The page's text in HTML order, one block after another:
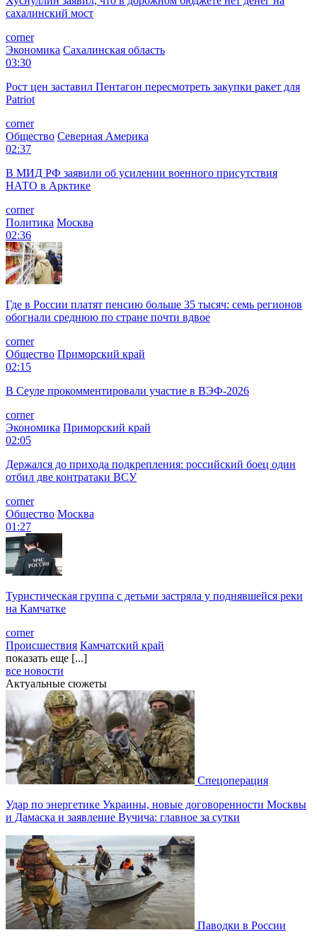
сахалинский мост
corner
Экономика Сахалинская область
03:30
Рост цен заставил Пентагон пересмотреть закупки ракет для
Patriot
corner
Общество Северная Америка
02:37
В МИД РФ заявили об усилении военного присутствия
НАТО в Арктике
corner
Политика Москва
02:36
Где в России платят пенсию больше 35 тысяч: семь регионов
обогнали среднюю по стране почти вдвое
corner
Общество Приморский край
02:15
В Сеуле прокомментировали участие в ВЭФ-2026
corner
Экономика Приморский край
02:05
Держался до прихода подкрепления: российский боец один
отбил две контратаки ВСУ
corner
Общество Москва
01:27
Туристическая группа с детьми застряла у поднявшейся реки
на Камчатке
corner
Происшествия Камчатский край
показать еще [...]
все новости
Актуальные сюжеты
Спецоперация
Удар по энергетике Украины, новые договоренности Москвы
и Дамаска и заявление Вучича: главное за сутки
Паводки в России